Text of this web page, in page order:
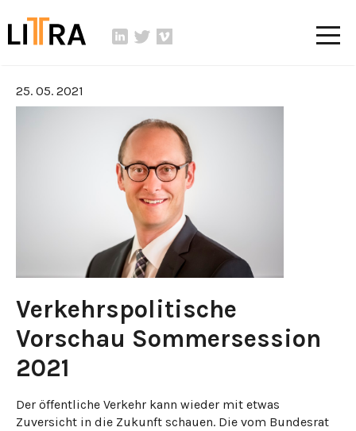
25. 05. 2021
Verkehrspolitische
Vorschau Sommersession
2021
Der öffentliche Verkehr kann wieder mit etwas
Zuversicht in die Zukunft schauen. Die vom Bundesrat